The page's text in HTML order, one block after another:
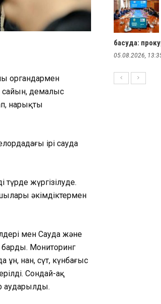
органдармен
сайын, демалыс
нарықты
ірі сауда
түрде жүргізілуде.
әкімдіктермен
мен Сауда және
Мониторинг
ұн, нан, сүт, күнбағыс
Сондай-ақ
аударылды.
басуда:
05.08.2026,